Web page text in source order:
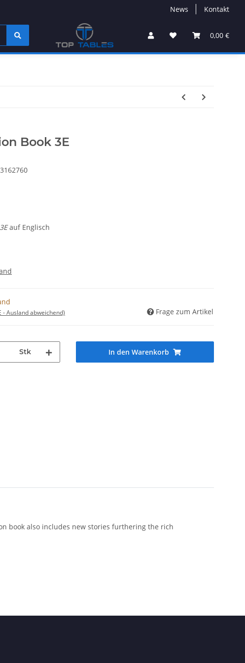
News Kontakt
0,00 €
Book 3E
auf Englisch
- Ausland abweichend) Frage zum Artikel
Stk In den Warenkorb
book also includes new stories furthering the rich